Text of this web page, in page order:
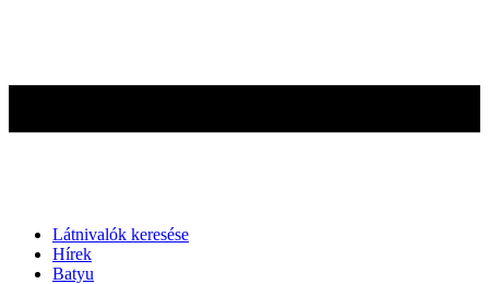
Látnivalók keresése
Hírek
Batyu